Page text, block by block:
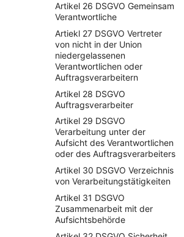
Artikel 26 DSGVO Gemeinsam
Verantwortliche
Artiekl 27 DSGVO Vertreter
von nicht in der Union
niedergelassenen
Verantwortlichen oder
Auftragsverarbeitern
Artikel 28 DSGVO
Auftragsverarbeiter
Artikel 29 DSGVO
Verarbeitung unter der
Aufsicht des Verantwortlichen
oder des Auftragsverarbeiters
Artikel 30 DSGVO Verzeichnis
von Verarbeitungstätigkeiten
Artikel 31 DSGVO
Zusammenarbeit mit der
Aufsichtsbehörde